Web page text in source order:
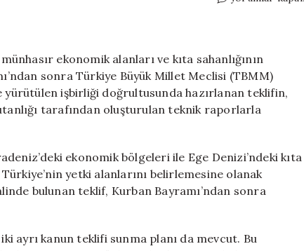
Yasa
Tasarısını
Bayram
Sonrası
TBMM’ye
için
ekonomik alanları ve kıta sahanlığının
sonra Türkiye Büyük Millet Meclisi (TBMM)
yürütülen işbirliği doğrultusunda hazırlanan teklifin,
tarafından oluşturulan teknik raporlarla
ekonomik bölgeleri ile Ege Denizi’ndeki kıta
yetki alanlarını belirlemesine olanak
bulunan teklif, Kurban Bayramı’ndan sonra
ayrı kanun teklifi sunma planı da mevcut. Bu